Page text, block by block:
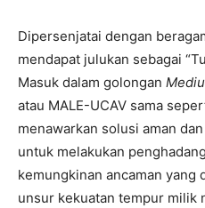
Dipersenjatai dengan
mendapat julukan sebagai
Masuk dalam golongan
atau MALE-UCAV sama
menawarkan solusi aman
untuk melakukan
kemungkinan ancaman yang
unsur kekuatan tempur milik